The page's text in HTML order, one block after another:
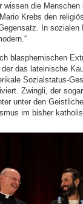
wissen die
Krebs den
In
blasphemischen
das lateinische
Sozialstatus-
Zwingli, der
unter den
im bisher